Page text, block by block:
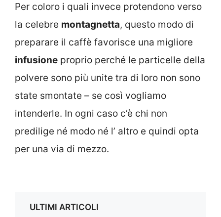
Per coloro i quali invece protendono verso
la celebre montagnetta, questo modo di
preparare il caffè favorisce una migliore
infusione proprio perché le particelle della
polvere sono più unite tra di loro non sono
state smontate – se così vogliamo
intenderle. In ogni caso c’è chi non
predilige né modo né l’ altro e quindi opta
per una via di mezzo.
ULTIMI ARTICOLI